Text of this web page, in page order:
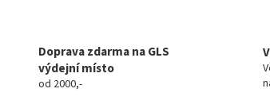
Doprava zdarma na GLS
výdejní místo
od 2000,-